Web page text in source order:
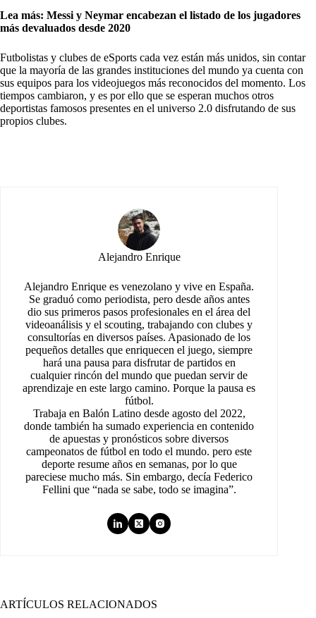
Lea más: Messi y Neymar encabezan el listado de los jugadores
más devaluados desde 2020
Futbolistas y clubes de eSports cada vez están más unidos, sin contar
que la mayoría de las grandes instituciones del mundo ya cuenta con
sus equipos para los videojuegos más reconocidos del momento. Los
tiempos cambiaron, y es por ello que se esperan muchos otros
deportistas famosos presentes en el universo 2.0 disfrutando de sus
propios clubes.
Alejandro Enrique
Alejandro Enrique es venezolano y vive en España.
Se graduó como periodista, pero desde años antes
dio sus primeros pasos profesionales en el área del
videoanálisis y el scouting, trabajando con clubes y
consultorías en diversos países. Apasionado de los
pequeños detalles que enriquecen el juego, siempre
hará una pausa para disfrutar de partidos en
cualquier rincón del mundo que puedan servir de
aprendizaje en este largo camino. Porque la pausa es
fútbol.
Trabaja en Balón Latino desde agosto del 2022,
donde también ha sumado experiencia en contenido
de apuestas y pronósticos sobre diversos
campeonatos de fútbol en todo el mundo. pero este
deporte resume años en semanas, por lo que
pareciese mucho más. Sin embargo, decía Federico
Fellini que “nada se sabe, todo se imagina”.
ARTÍCULOS RELACIONADOS